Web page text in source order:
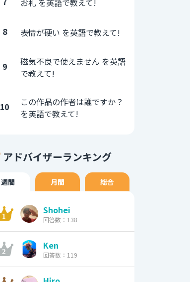
8 表情が硬い を英語で教えて!
9
磁気不良で使えません を英語
で教えて!
10
この作品の作者は誰ですか？
を英語で教えて!
アドバイザーランキング
週間 月間 総合
Shohei
回答数：138
Ken
回答数：119